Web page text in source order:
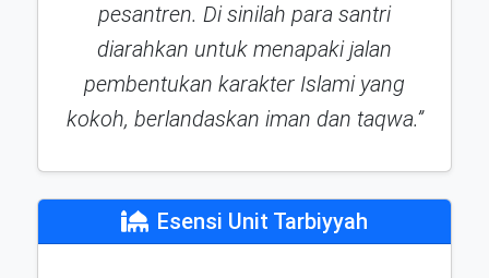
pesantren. Di sinilah para santri
diarahkan untuk menapaki jalan
pembentukan karakter Islami yang
kokoh, berlandaskan iman dan taqwa.”
Esensi Unit Tarbiyyah